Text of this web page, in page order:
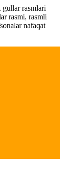
gullar rasmlari
rasmi, rasmli
nafaqat